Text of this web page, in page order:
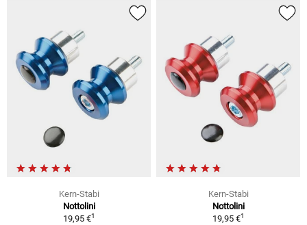
Kern-Stabi
Nottolini
19,95 €1
Kern-Stabi
Nottolini
19,95 €1